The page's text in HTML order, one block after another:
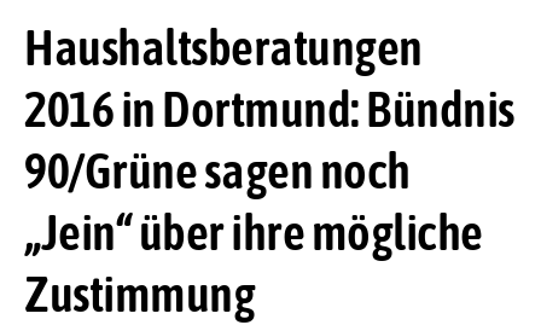
Haushaltsberatungen
2016 in Dortmund: Bündnis
90/Grüne sagen noch
„Jein“ über ihre mögliche
Zustimmung